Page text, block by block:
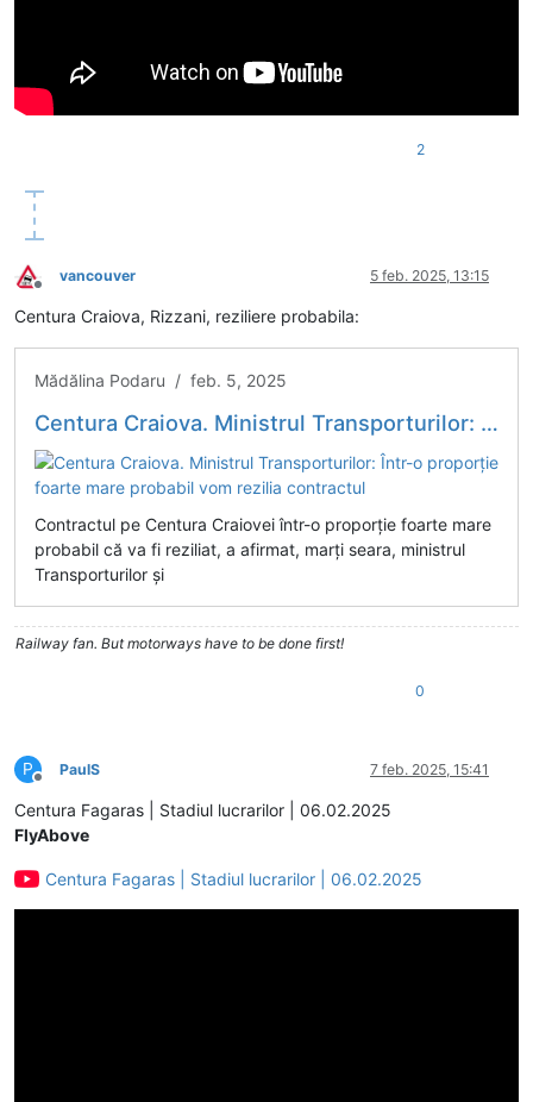
2
Deconectat
vancouver 5 feb. 2025, 13:15
Centura Craiova, Rizzani, reziliere probabila:
Mădălina Podaru / feb. 5, 2025
Centura Craiova. Ministrul Transporturilor: Într-o proporţie foarte mare probabil vom rezilia contractul
Contractul pe Centura Craiovei într-o proporţie foarte mare
probabil că va fi reziliat, a afirmat, marţi seara, ministrul
Transporturilor şi
Railway fan. But motorways have to be done first!
0
P
Deconectat
PaulS 7 feb. 2025, 15:41
Centura Fagaras | Stadiul lucrarilor | 06.02.2025
FlyAbove
Centura Fagaras | Stadiul lucrarilor | 06.02.2025